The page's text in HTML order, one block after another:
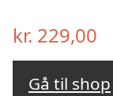
kr. 229,00
Gå til shop